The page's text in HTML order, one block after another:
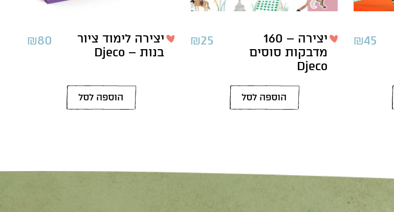
₪45
יצירה – 160
מדבקות סוסים
Djeco
₪25
הוספה לסל
יצירה לימוד ציור
בנות – Djeco
₪80
הוספה לסל